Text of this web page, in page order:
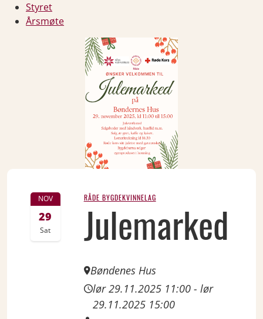
Styret
Årsmøte
NOV
29
Sat
RÅDE BYGDEKVINNELAG
Julemarked
Bøndenes Hus
lør 29.11.2025 11:00- lør
29.11.2025 15:00